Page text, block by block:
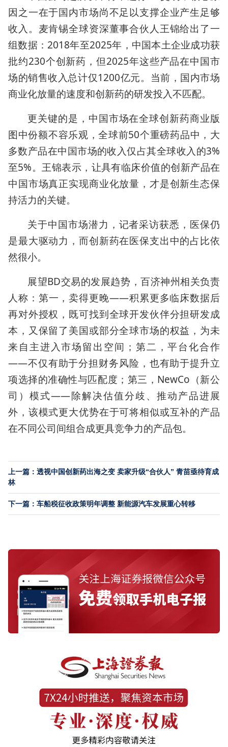
因之一在于国内市场尚不足以支撑企业产生足够
收入。麦肯锡全球资深董事合伙人王锦给出了一
组数据：2018年至2025年，中国本土企业成功获
批约230个创新药，但2025年这些产品在中国市
场的销售收入总计仅1200亿元。当前，国内市场
商业化放量的速度和创新药的研发投入不匹配。
更关键的是，中国市场在全球创新药商业版
图中份额不容乐观，全球前50个重磅药品中，大
多数产品在中国市场的收入仅占其全球收入的3%
至5%。王锦表示，让具有临床价值的创新产品在
中国市场真正实现商业化放量，才是创新生态保
持活力的关键。
关于中国市场潜力，记者采访获悉，医保仍
是最大驱动力，而创新药在医保支出中的占比依
然很小。
展望BD交易的发展趋势，百济神州相关负责
人称：第一，卖得更晚——积累更多临床数据后
再对外授权，既可找到全球开发伙伴分担研发成
本，又保留了美国或部分全球市场的权益，为未
来自主进入市场留出空间；第二，平台化合作
——不仅有助于分担财务风险，也有助于提升立
项选择的准确性与匹配度；第三，NewCo（新公
司）模式——除解决估值分歧、推动产品进展
外，该模式更大优势在于可将相似或互补的产品
在不同公司间组合成更具竞争力的产品包。
上一篇：透视中国创新药出海之变 卖家升级“合伙人” 青苗亟待育成
林
下一篇：车船税征收政策明年调整 新能源汽车发展重心转移